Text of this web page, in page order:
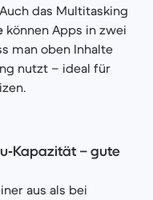
das Multitasking
können Apps in zwei
man oben Inhalte
nutzt – ideal für
– gute
aus als bei